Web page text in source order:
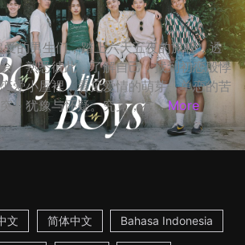
的男生们，踏上六天五夜的旅程，透
，熟悉彼此，了解自己，找到初恋般悸
爱小屋裡，看见爱情的萌芽、单恋的苦
、犹豫与怀疑。究竟，在... More
文 简体中文 Bahasa Indonesia